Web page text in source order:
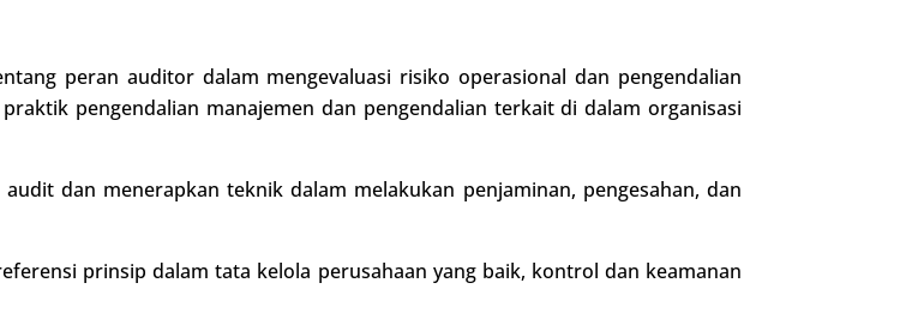
peran auditor dalam mengevaluasi risiko operasional dan pengendalian
pengendalian manajemen dan pengendalian terkait di dalam organisasi
dan menerapkan teknik dalam melakukan penjaminan, pengesahan, dan
prinsip dalam tata kelola perusahaan yang baik, kontrol dan keamanan